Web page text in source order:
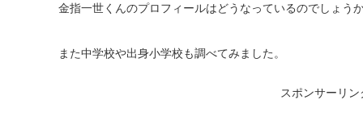
金指一世くんのプロフィールはどうなっているのでしょう
また中学校や出身小学校も調べてみました。
スポンサーリン